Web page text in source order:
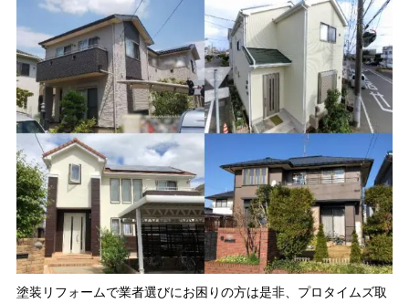
塗装リフォームで業者選びにお困りの方は是非、プロタイムズ取